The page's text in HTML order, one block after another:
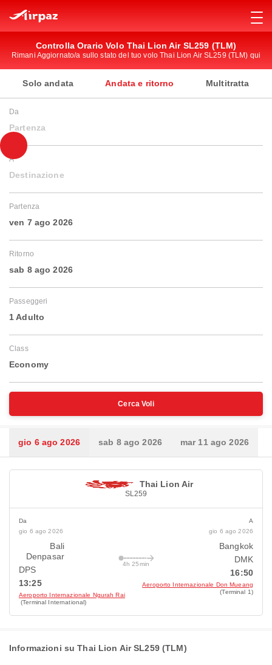
Controlla Orario Volo Thai Lion Air SL259 (TLM)
Rimani Aggiornato/a sullo stato del tuo volo Thai Lion Air SL259 (TLM) qui
Solo andata Andata e ritorno Multitratta
Da
Partenza
A
Destinazione
Partenza
ven 7 ago 2026
Ritorno
sab 8 ago 2026
Passeggeri
1 Adulto
Class
Economy
Cerca Voli
gio 6 ago 2026 sab 8 ago 2026 mar 11 ago 2026
Thai Lion Air
SL259
Da
gio 6 ago 2026
Bali
Denpasar
DPS
13:25
Aeroporto Internazionale Ngurah Rai
(Terminal International)
4h 25min
A
gio 6 ago 2026
Bangkok
DMK
16:50
Aeroporto Internazionale Don Mueang
(Terminal 1)
Informazioni su Thai Lion Air SL259 (TLM)